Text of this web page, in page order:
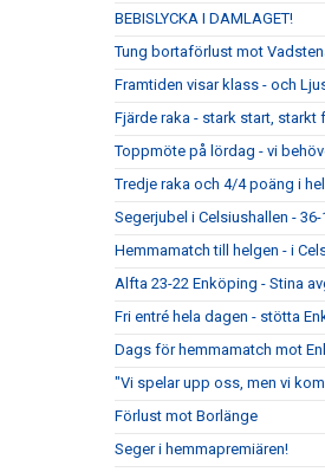
BEBISLYCKA I DAMLAGET!
Tung bortaförlust mot
Framtiden visar klass - och
Fjärde raka - stark start,
Toppmöte på lördag - vi
Tredje raka och 4/4 poäng i
Segerjubel i Celsiushallen -
Hemmamatch till helgen - i
Alfta 23-22 Enköping - Stina
Fri entré hela dagen - stötta
Dags för hemmamatch mot
"Vi spelar upp oss, men vi
Förlust mot Borlänge
Seger i hemmapremiären!